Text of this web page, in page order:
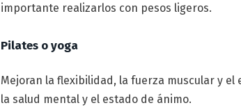
importante realizarlos con pesos ligeros.
Pilates o yoga
Mejoran la flexibilidad, la fuerza muscular y
la salud mental y el estado de ánimo.